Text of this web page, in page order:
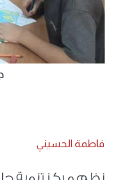
فاطمة الحسيني